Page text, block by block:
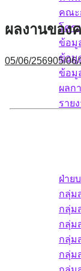
คณะ
โคร
ข้อมู
ข้อมู
ข้อมู
ผลก
ราย
ฝ่าย
กลุ่ม
กลุ่ม
กลุ่ม
กลุ่ม
กลุ่ม
ผลงานของ
05/06/256905/